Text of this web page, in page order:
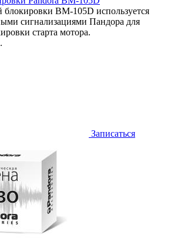
блокировки BM-105D используется
сигнализациями Пандора для
старта мотора.
Записаться